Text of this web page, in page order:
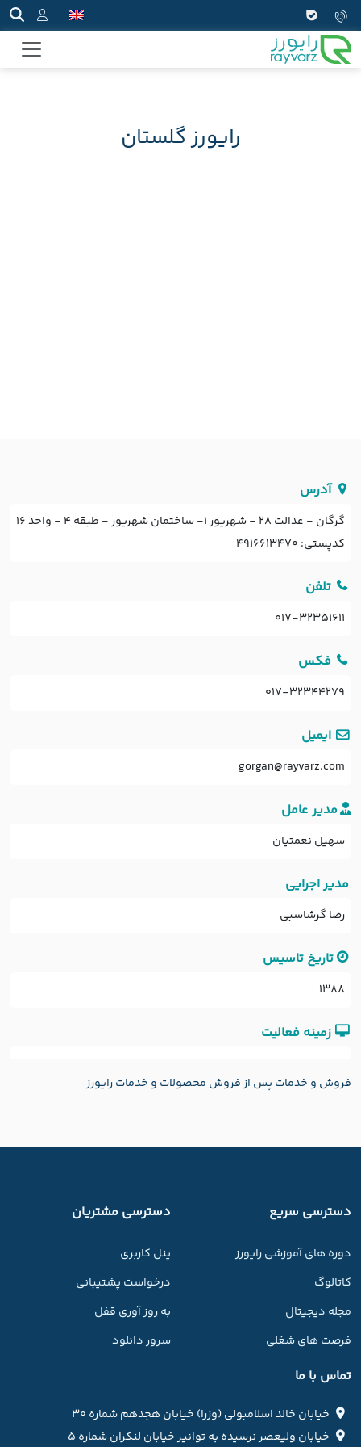
رایورز گلستان
 آدرس
گرگان - عدالت 28 - شهریور 1- ساختمان شهریور - طبقه 4 - واحد 16
کدپستی: 4916613470
 تلفن
017-32351611
 فکس
017-32344279
 ایمیل
gorgan@rayvarz.com
مدیر عامل
سهیل نعمتیان
مدیر اجرایی
رضا گرشاسبي
 تاریخ تاسیس
1388
 زمینه فعالیت
فروش و خدمات پس از فروش محصولات و خدمات رایورز
دسترسی سریع
دوره های آموزشی رایورز
کاتالوگ
مجله دیجیتال
فرصت های شغلی
دسترسی مشتریان
پنل کاربری
درخواست پشتیبانی
به روز آوری قفل
سرور دانلود
تماس با ما
خیابان خالد اسلامبولی (وزرا) خیابان هجدهم شماره ۳۰
خیابان ولیعصر نرسیده به توانیر خیابان لنکران شماره ۵